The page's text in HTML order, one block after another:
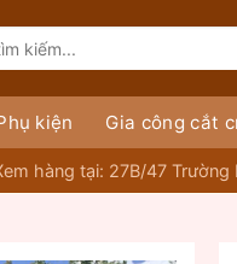
kiện Gia công cắt
hàng tại: 27B/47